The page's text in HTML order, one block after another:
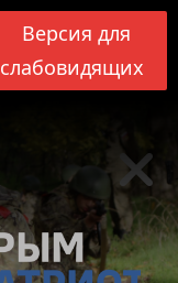
Версия для
слабовидящих